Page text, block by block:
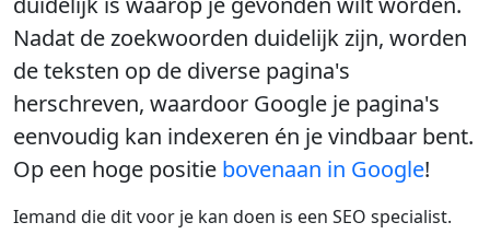
Nadat de zoekwoorden duidelijk zijn, worden
de teksten op de diverse pagina's
herschreven, waardoor Google je pagina's
eenvoudig kan indexeren én je vindbaar bent.
Op een hoge positie bovenaan in Google!
Iemand die dit voor je kan doen is een SEO specialist.